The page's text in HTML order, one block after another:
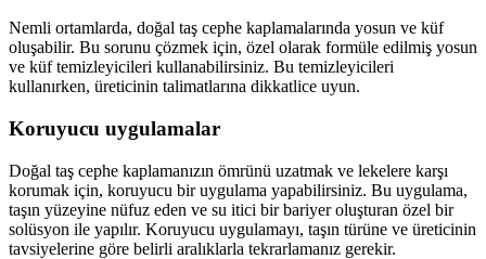
Nemli ortamlarda, doğal taş cephe kaplamalarında yosun ve küf
oluşabilir. Bu sorunu çözmek için, özel olarak formüle edilmiş yosun
ve küf temizleyicileri kullanabilirsiniz. Bu temizleyicileri
kullanırken, üreticinin talimatlarına dikkatlice uyun.
Koruyucu uygulamalar
Doğal taş cephe kaplamanızın ömrünü uzatmak ve lekelere karşı
korumak için, koruyucu bir uygulama yapabilirsiniz. Bu uygulama,
taşın yüzeyine nüfuz eden ve su itici bir bariyer oluşturan özel bir
solüsyon ile yapılır. Koruyucu uygulamayı, taşın türüne ve üreticinin
tavsiyelerine göre belirli aralıklarla tekrarlamanız gerekir.